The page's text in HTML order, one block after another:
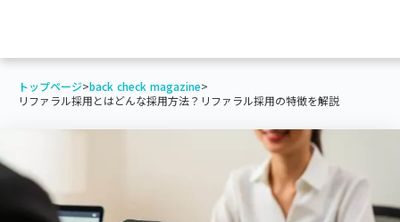
トップページ>back check magazine>
リファラル採用とはどんな採用方法？リファラル採用の特徴を解説